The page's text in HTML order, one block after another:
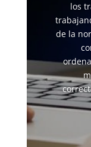
los
de la